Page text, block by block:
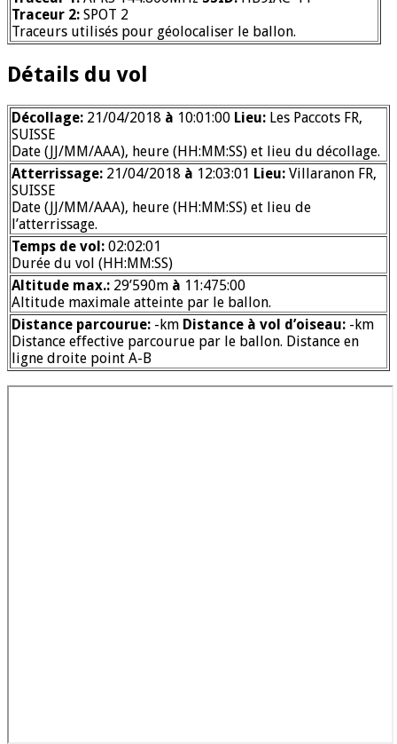
Traceur 2: SPOT 2
Traceurs utilisés pour géolocaliser le ballon.
Détails du vol
Décollage: 21/04/2018 à 10:01:00 Lieu: Les Paccots FR,
SUISSE
Date (JJ/MM/AAA), heure (HH:MM:SS) et lieu du décollage.
Atterrissage: 21/04/2018 à 12:03:01 Lieu: Villaranon FR,
SUISSE
Date (JJ/MM/AAA), heure (HH:MM:SS) et lieu de
l’atterrissage.
Temps de vol: 02:02:01
Durée du vol (HH:MM:SS)
Altitude max.: 29’590m à 11:475:00
Altitude maximale atteinte par le ballon.
Distance parcourue: -km Distance à vol d’oiseau: -km
Distance effective parcourue par le ballon. Distance en
ligne droite point A-B